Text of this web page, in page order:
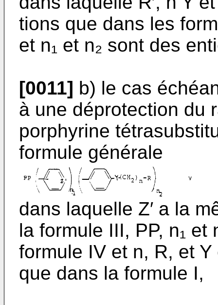
tions que dans les
et n₁ et n₂ sont des
[0011] b) le cas
à une déprotection du
por­phyrine
formule géné­rale
dans laquelle Z′ a la
la formule III, PP, n₁
formule IV et n, R, et
que dans la formule I,